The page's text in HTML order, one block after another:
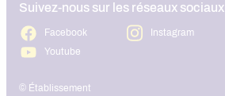
Suivez-nous sur les réseaux sociaux
Facebook Instagram
Youtube
© Établissement